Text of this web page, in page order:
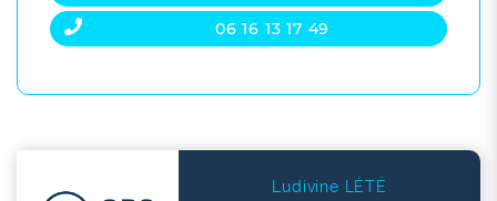
06 16 13 17 49
Ludivine LÉTÉ